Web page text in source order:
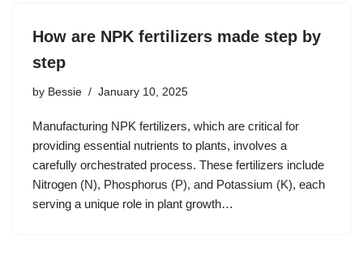
How are NPK fertilizers made step by
step
by Bessie January 10, 2025
Manufacturing NPK fertilizers, which are critical for
providing essential nutrients to plants, involves a
carefully orchestrated process. These fertilizers include
Nitrogen (N), Phosphorus (P), and Potassium (K), each
serving a unique role in plant growth…